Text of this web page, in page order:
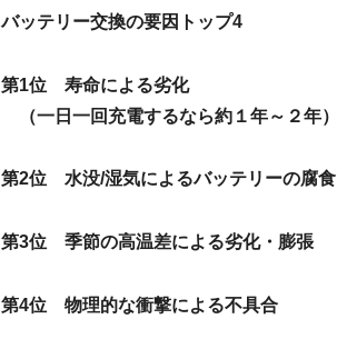
バッテリー交換の要因トップ4
第1位 寿命による劣化
（一日一回充電するなら約１年～２年）
第2位 水没/湿気によるバッテリーの腐食
第3位 季節の高温差による劣化・膨張
第4位 物理的な衝撃による不具合